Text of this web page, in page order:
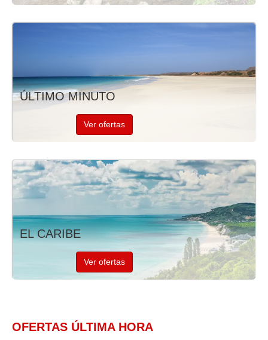
ÚLTIMO MINUTO
Ver ofertas
EL CARIBE
Ver ofertas
OFERTAS ÚLTIMA HORA